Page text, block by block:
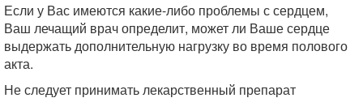
Если у Вас имеются какие-либо проблемы с сердцем,
Ваш лечащий врач определит, может ли Ваше сердце
выдержать дополнительную нагрузку во время полового
акта.
Не следует принимать лекарственный препарат